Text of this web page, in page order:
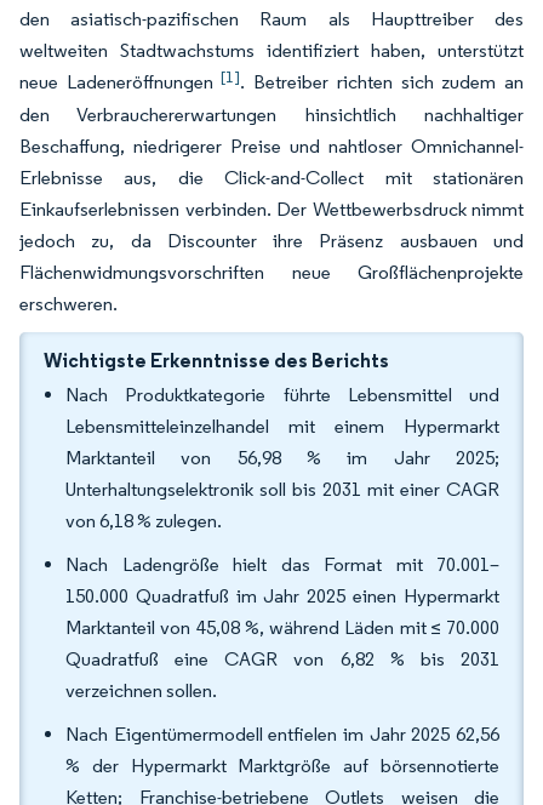
den asiatisch-pazifischen Raum als Haupttreiber des
weltweiten Stadtwachstums identifiziert haben, unterstützt
neue Ladeneröffnungen[1]. Betreiber richten sich zudem an
den Verbrauchererwartungen hinsichtlich nachhaltiger
Beschaffung, niedrigerer Preise und nahtloser Omnichannel-
Erlebnisse aus, die Click-and-Collect mit stationären
Einkaufserlebnissen verbinden. Der Wettbewerbsdruck nimmt
jedoch zu, da Discounter ihre Präsenz ausbauen und
Flächenwidmungsvorschriften neue Großflächenprojekte
erschweren.
Wichtigste Erkenntnisse des Berichts
Nach Produktkategorie führte Lebensmittel und
Lebensmitteleinzelhandel mit einem Hypermarkt
Marktanteil von 56,98 % im Jahr 2025;
Unterhaltungselektronik soll bis 2031 mit einer CAGR
von 6,18 % zulegen.
Nach Ladengröße hielt das Format mit 70.001–
150.000 Quadratfuß im Jahr 2025 einen Hypermarkt
Marktanteil von 45,08 %, während Läden mit ≤ 70.000
Quadratfuß eine CAGR von 6,82 % bis 2031
verzeichnen sollen.
Nach Eigentümermodell entfielen im Jahr 2025 62,56
% der Hypermarkt Marktgröße auf börsennotierte
Ketten; Franchise-betriebene Outlets weisen die